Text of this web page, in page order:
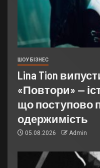
ШОУ БІЗНЕС
Lina Tion
«Повтори» —
що поступово
одержимість
05.08.2026 Admin